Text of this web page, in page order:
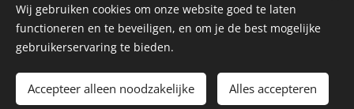
SNEL CONTACT
demeeplehoeve@outlook.com
https://www.instagram.com/demeeplehoeve/
Wij gebruiken cookies om onze website goed te laten
functioneren en te beveiligen, en om je de best mogelijke
gebruikerservaring te bieden.
Accepteer alleen noodzakelijke Alles accepteren